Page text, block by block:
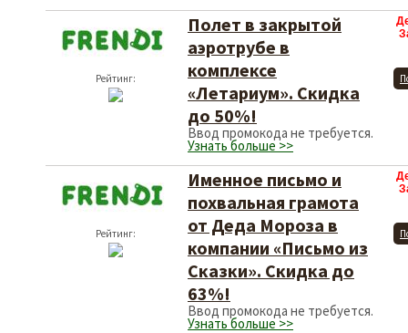
Рейтинг:
Полет в закрытой
аэротрубе в
комплексе
«Летариум». Скидка
до 50%!
Ввод промокода не требуется.
Узнать больше >>
Рейтинг:
Именное письмо и
похвальная грамота
от Деда Мороза в
компании «Письмо из
Сказки». Скидка до
63%!
Ввод промокода не требуется.
Узнать больше >>